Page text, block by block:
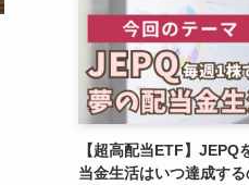
【超高配当ETF】
当金生活はいつ達成す